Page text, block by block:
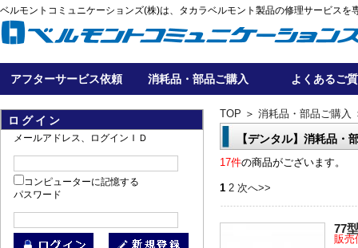
ベルモントコミュニケーションズ(株)は、タカラベルモント製品の修理サービスを
アフターサービス依頼 消耗品・部品ご購入 よくあるご
ログイン
メールアドレス、ログインＩＤ
コンピューターに記憶する
パスワード
TOP ＞ 消耗品・部品ご購入
【デンタル】消耗品・
17件の商品がございます。
1 2 次へ>>
77
販売